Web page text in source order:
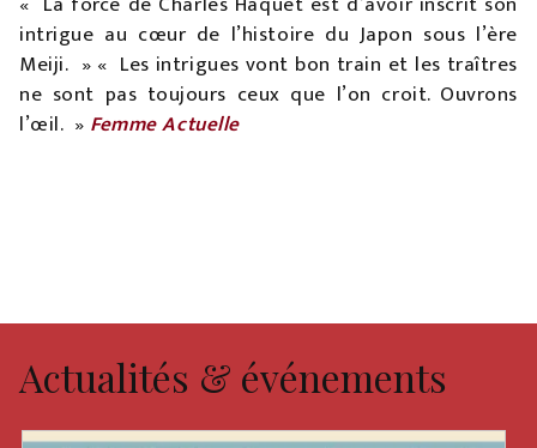
intrigue au cœur de l’histoire du Japon sous l’ère
Meiji. » « Les intrigues vont bon train et les traîtres
ne sont pas toujours ceux que l’on croit. Ouvrons
l’œil. » Femme Actuelle
Actualités & événements